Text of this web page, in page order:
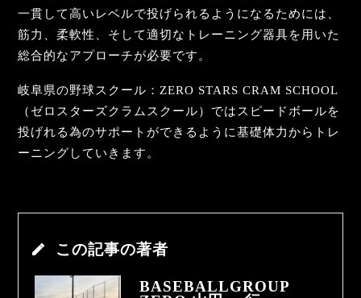
一貫して高いレベルで投げられるようになるためには、
筋力、柔軟性、そして適切なトレーニング器具を用いた
総合的なアプローチが必要です。
岐阜県の野球スクール：ZERO STARS CRAM SCHOOL
（ゼロスターズクラムスクール）ではスピードボールを
投げれる為のサポートができるように基礎体力からトレ
ーニングしていきます。
この記事の著者
BASEBALLGROUP